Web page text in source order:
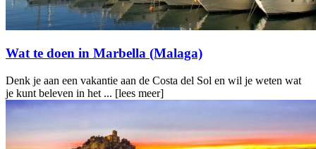
Wat te doen in Marbella (Malaga)
Denk je aan een vakantie aan de Costa del Sol en wil je weten wat
je kunt beleven in het ... [lees meer]